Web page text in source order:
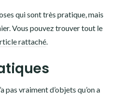
qui sont très pratique, mais
Vous pouvez trouver tout le
rattaché.
pas vraiment d’objets qu’on a